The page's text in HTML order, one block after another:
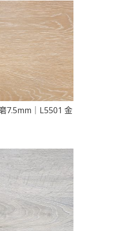
7.5mm｜L5501 金